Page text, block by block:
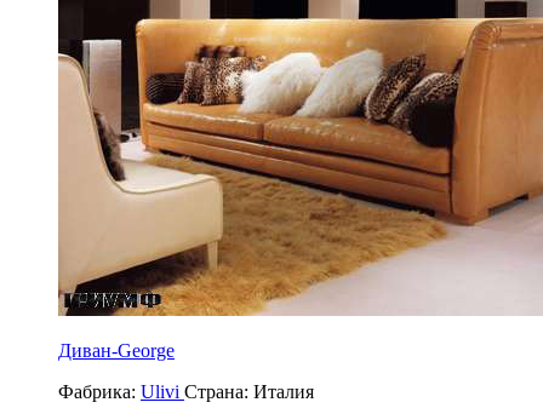
Диван-George
Фабрика: Ulivi Страна: Италия